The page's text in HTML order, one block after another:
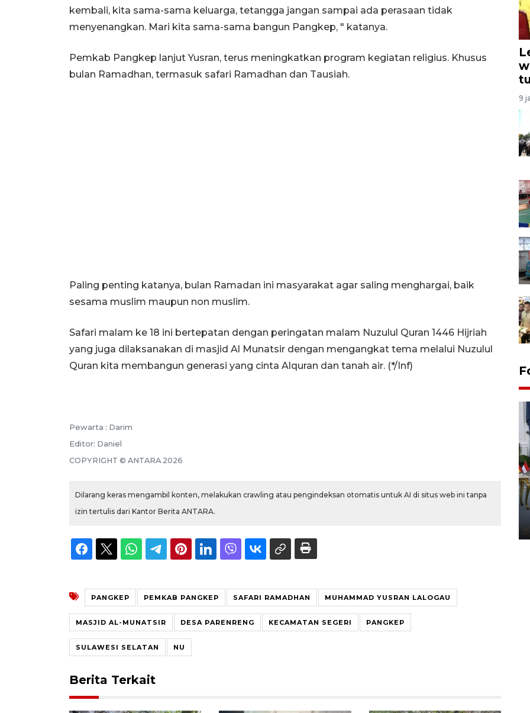
kembali, kita sama-sama keluarga, tetangga jangan sampai ada perasaan tidak
menyenangkan. Mari kita sama-sama bangun Pangkep, " katanya.
Pemkab Pangkep lanjut Yusran, terus meningkatkan program kegiatan religius. Khusus
bulan Ramadhan, termasuk safari Ramadhan dan Tausiah.
Paling penting katanya, bulan Ramadan ini masyarakat agar saling menghargai, baik
sesama muslim maupun non muslim.
Safari malam ke 18 ini bertepatan dengan peringatan malam Nuzulul Quran 1446 Hijriah
yang juga dilaksanakan di masjid Al Munatsir dengan mengangkat tema melalui Nuzulul
Quran kita membangun generasi yang cinta Alquran dan tanah air. (*/Inf)
Pewarta : Darim
Editor: Daniel
COPYRIGHT © ANTARA 2026
Dilarang keras mengambil konten, melakukan crawling atau pengindeksan otomatis untuk AI di situs web ini tanpa
izin tertulis dari Kantor Berita ANTARA.
PANGKEP PEMKAB PANGKEP SAFARI RAMADHAN MUHAMMAD YUSRAN LALOGAU
MASJID AL-MUNATSIR DESA PARENRENG KECAMATAN SEGERI PANGKEP
SULAWESI SELATAN NU
Berita Terkait
9
HUT ke-80 Raja Keraton